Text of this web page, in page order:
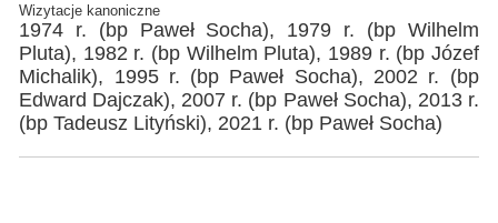
Wizytacje kanoniczne
1974 r. (bp Paweł Socha), 1979 r. (bp Wilhelm
Pluta), 1982 r. (bp Wilhelm Pluta), 1989 r. (bp Józef
Michalik), 1995 r. (bp Paweł Socha), 2002 r. (bp
Edward Dajczak), 2007 r. (bp Paweł Socha), 2013 r.
(bp Tadeusz Lityński), 2021 r. (bp Paweł Socha)